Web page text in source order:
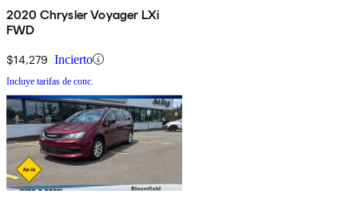
2020 Chrysler Voyager LXi
FWD
$14,279 Incierto
Incluye tarifas de conc.